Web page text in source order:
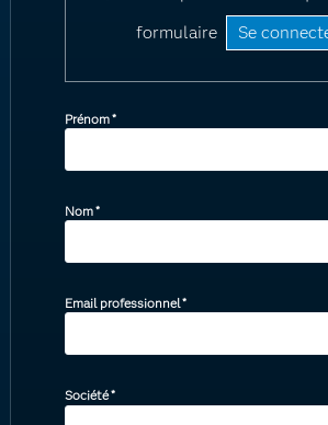
formulaire
Se
Prénom*
Nom*
Email professionnel*
Société*